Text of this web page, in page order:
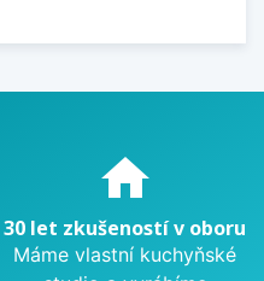
home
30 let zkušeností v oboru
Máme vlastní kuchyňské